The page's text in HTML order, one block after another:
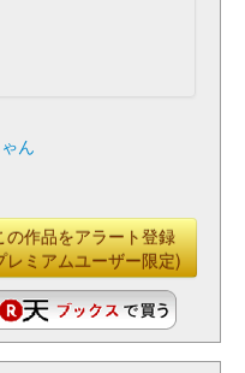
ん
の作品をアラート登録
レミアムユーザー限定)